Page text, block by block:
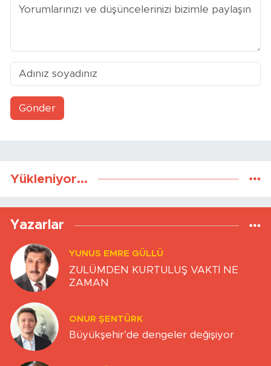
Gönder
Yükleniyor...
Yazarlar
YUNUS EMRE GÜLLÜ
ZULÜMDEN KURTULUŞ VAKTİ NE
ZAMAN
ONUR ŞENTÜRK
Büyükşehir’de dengeler değişiyor